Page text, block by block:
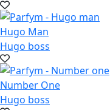
Hugo Man
Hugo boss
Number One
Hugo boss